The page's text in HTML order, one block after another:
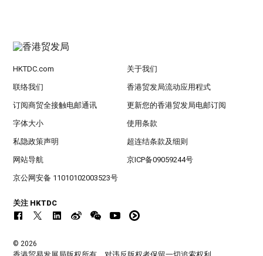
HKTDC.com 关于我们
联络我们 香港贸发局流动应用程式
订阅商贸全接触电邮通讯 更新您的香港贸发局电邮订阅
字体大小 使用条款
私隐政策声明 超连结条款及细则
网站导航 京ICP备09059244号
京公网安备 11010102003523号
关注 HKTDC
© 2026